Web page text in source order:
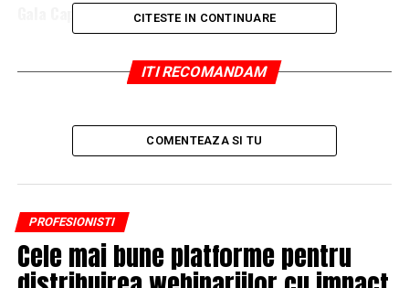
Gala Capital-Top 300 Cei mai bogați români
CITESTE IN CONTINUARE
ITI RECOMANDAM
COMENTEAZA SI TU
PROFESIONISTI
Cele mai bune platforme pentru